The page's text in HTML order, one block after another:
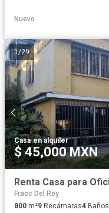
Nuevo
1/29
Casa·en alquiler
$ 45,000 MXN
Fracc Del Rey
800 m²9 Recámaras4 Baños